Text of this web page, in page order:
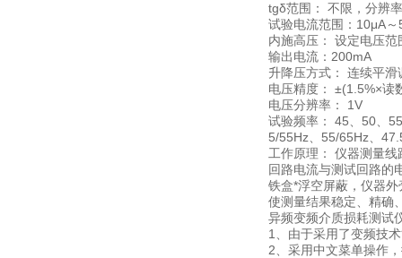
tgδ范围： 不限，分辨
试验电流范围：10μA～
内施高压： 设定电压
输出电流：200mA
升降压方式： 连续平滑
电压精度： ±(1.5%×读
电压分辨率： 1V
试验频率： 45、50、
5/55Hz、55/65Hz、
工作原理： 仪器测量
回路电流与测试回路的
铁盒*浮空屏蔽，仪器
使测量结果稳定、精确
异频变频介质损耗测试
1、由于采用了变频技
2、采用中文菜单操作